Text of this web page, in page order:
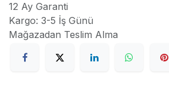
12 Ay Garanti
Kargo: 3-5 İş Günü
Mağazadan Teslim Alma